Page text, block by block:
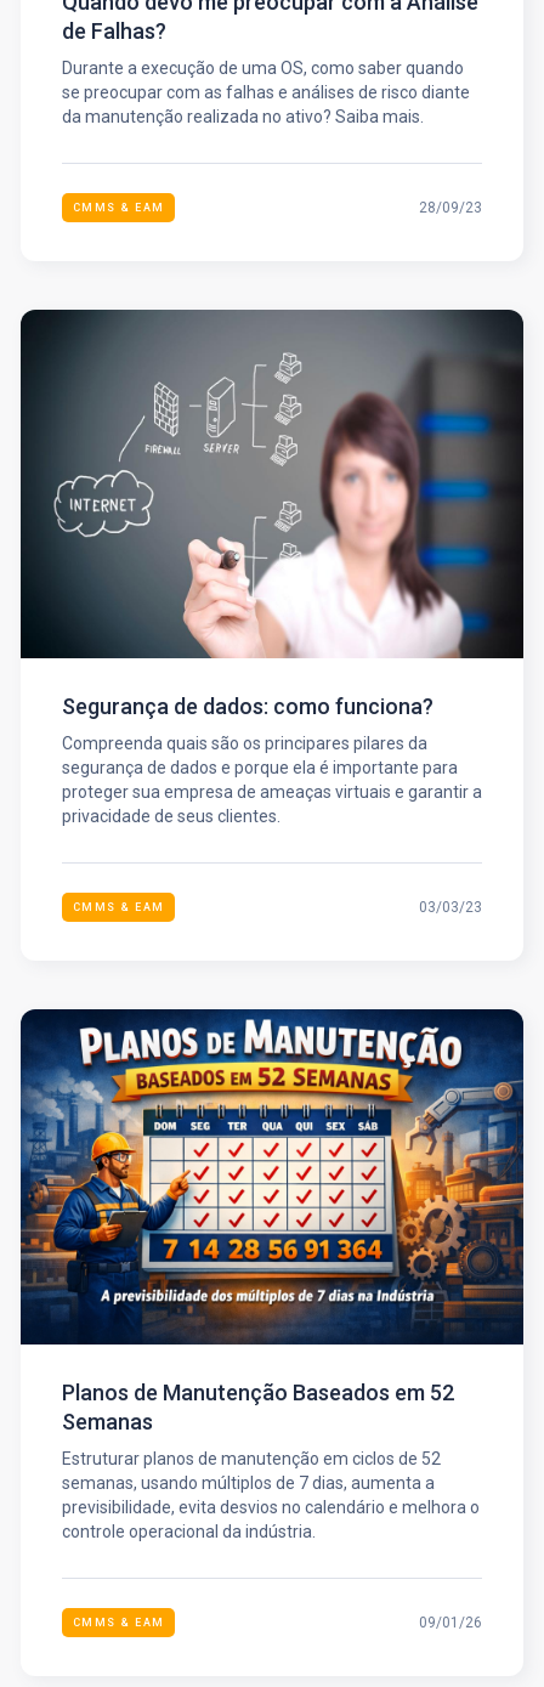
de Falhas?
Durante a execução de uma OS, como saber quando
se preocupar com as falhas e análises de risco diante
da manutenção realizada no ativo? Saiba mais.
CMMS & EAM 28/09/23
Segurança de dados: como funciona?
Compreenda quais são os principares pilares da
segurança de dados e porque ela é importante para
proteger sua empresa de ameaças virtuais e garantir a
privacidade de seus clientes.
CMMS & EAM 03/03/23
Planos de Manutenção Baseados em 52
Semanas
Estruturar planos de manutenção em ciclos de 52
semanas, usando múltiplos de 7 dias, aumenta a
previsibilidade, evita desvios no calendário e melhora o
controle operacional da indústria.
CMMS & EAM 09/01/26